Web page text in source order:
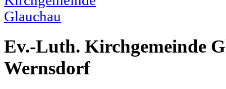
Ev.-Luth. Kirchgemeinde
Wernsdorf